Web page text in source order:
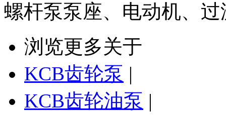
螺杆泵泵座、电动机、过
浏览更多关于
KCB齿轮泵 |
KCB齿轮油泵 |